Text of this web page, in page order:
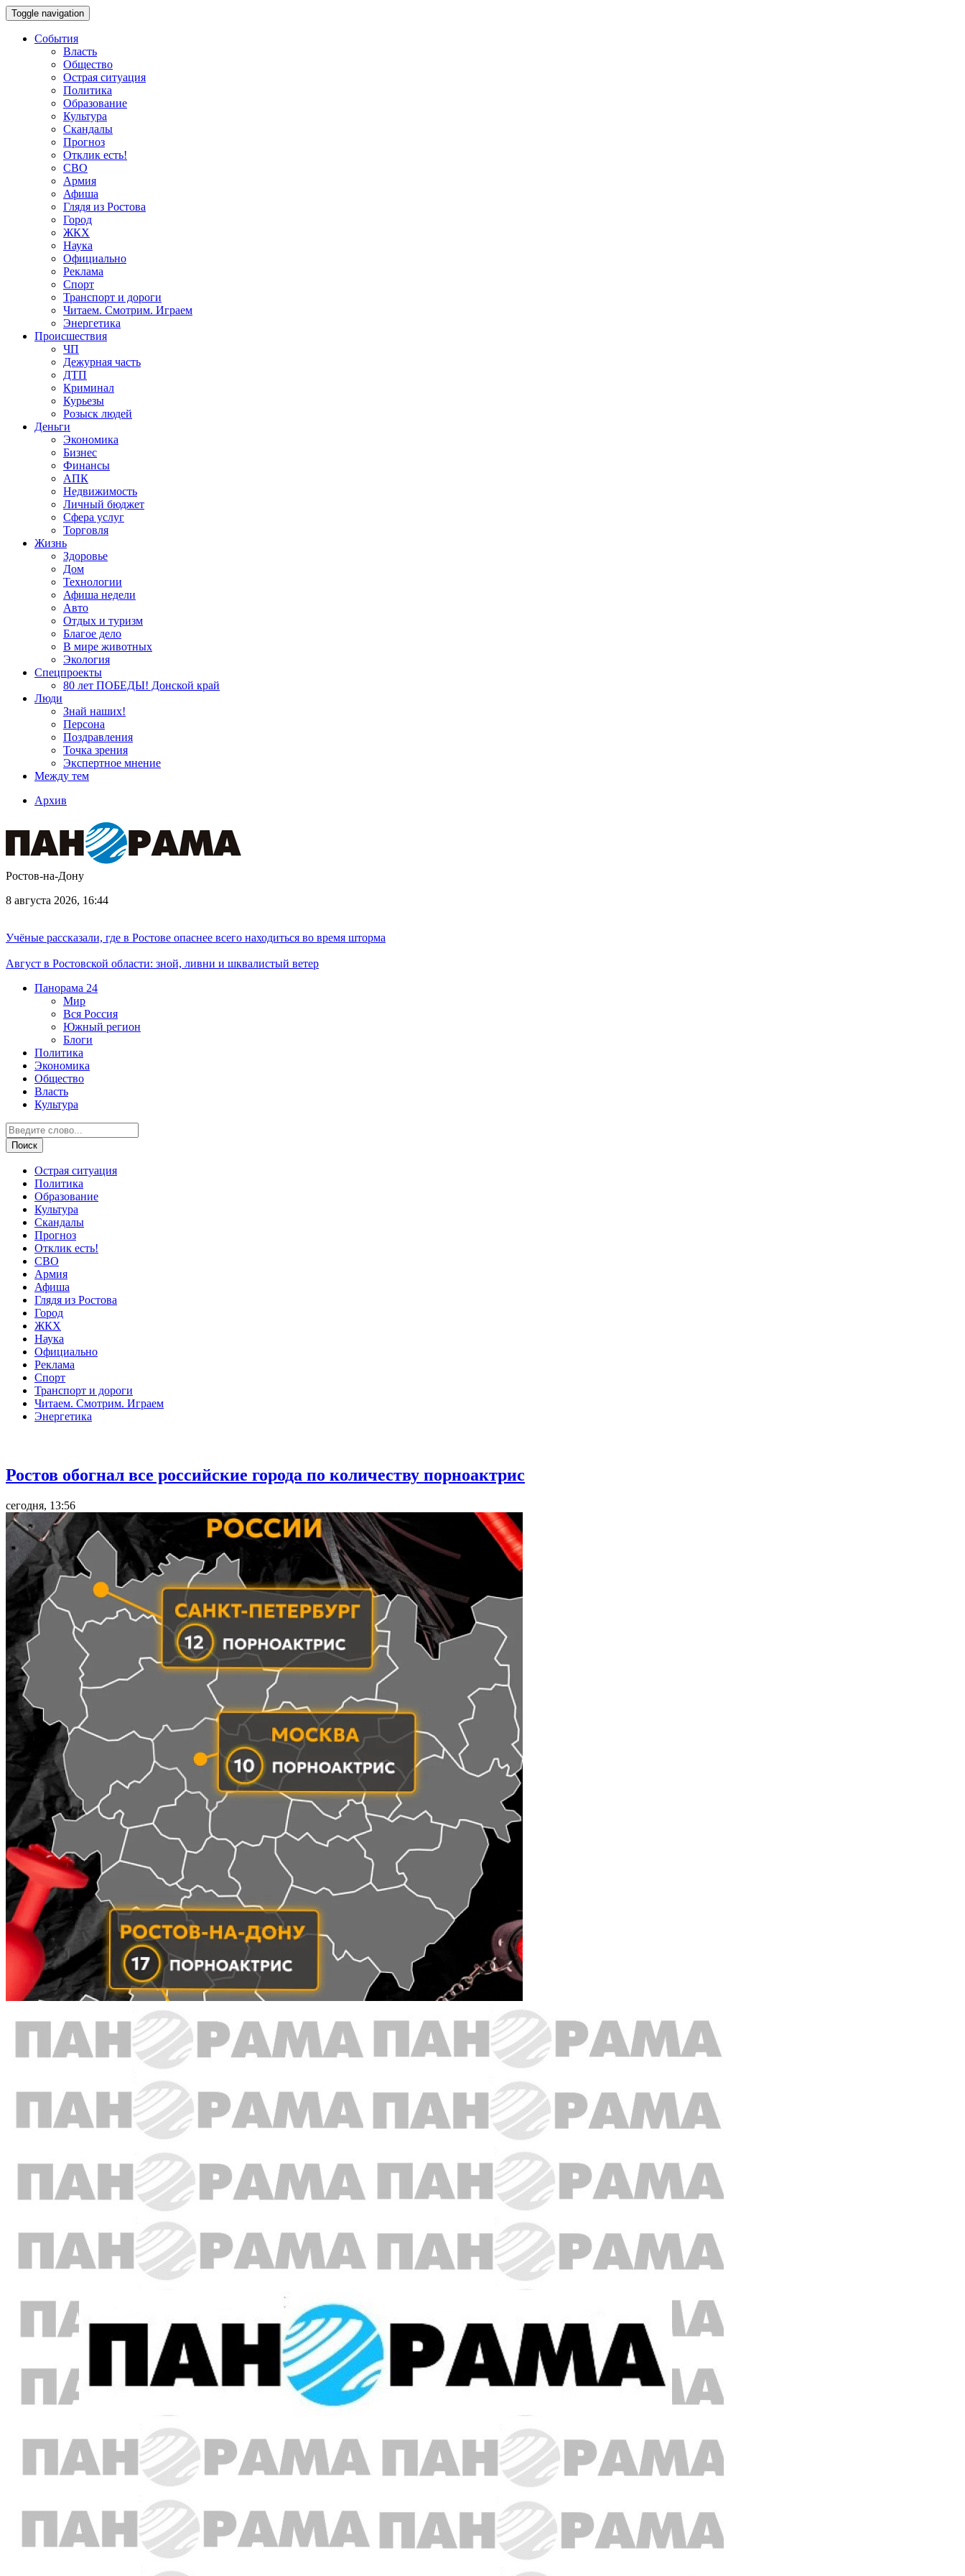
Toggle navigation
События
Власть
Общество
Острая ситуация
Политика
Образование
Культура
Скандалы
Прогноз
Отклик есть!
СВО
Армия
Афиша
Глядя из Ростова
Город
ЖКХ
Наука
Официально
Реклама
Спорт
Транспорт и дороги
Читаем. Смотрим. Играем
Энергетика
Происшествия
ЧП
Дежурная часть
ДТП
Криминал
Курьезы
Розыск людей
Деньги
Экономика
Бизнес
Финансы
АПК
Недвижимость
Личный бюджет
Сфера услуг
Торговля
Жизнь
Здоровье
Дом
Технологии
Афиша недели
Авто
Отдых и туризм
Благое дело
В мире животных
Экология
Спецпроекты
80 лет ПОБЕДЫ! Донской край
Люди
Знай наших!
Персона
Поздравления
Точка зрения
Экспертное мнение
Между тем
Архив
Ростов-на-Дону
8 августа 2026, 16:44
Учёные рассказали, где в Ростове опаснее всего находиться во время шторма
Август в Ростовской области: зной, ливни и шквалистый ветер
Панорама 24
Мир
Вся Россия
Южный регион
Блоги
Политика
Экономика
Общество
Власть
Культура
Острая ситуация
Политика
Образование
Культура
Скандалы
Прогноз
Отклик есть!
СВО
Армия
Афиша
Глядя из Ростова
Город
ЖКХ
Наука
Официально
Реклама
Спорт
Транспорт и дороги
Читаем. Смотрим. Играем
Энергетика
Ростов обогнал все российские города по количеству порноактрис
сегодня, 13:56